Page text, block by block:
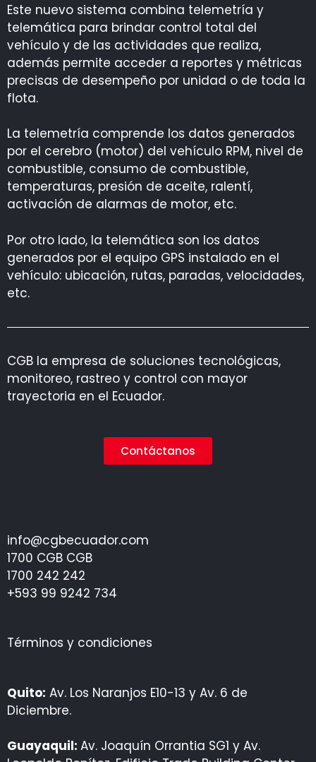
Este nuevo sistema combina telemetría y
telemática para brindar control total del
vehículo y de las actividades que realiza,
además permite acceder a reportes y métricas
precisas de desempeño por unidad o de toda la
flota.
La telemetría comprende los datos generados
por el cerebro (motor) del vehículo RPM, nivel de
combustible, consumo de combustible,
temperaturas, presión de aceite, ralentí,
activación de alarmas de motor, etc.
Por otro lado, la telemática son los datos
generados por el equipo GPS instalado en el
vehículo: ubicación, rutas, paradas, velocidades,
etc.
CGB la empresa de soluciones tecnológicas,
monitoreo, rastreo y control con mayor
trayectoria en el Ecuador.
Contáctanos
info@cgbecuador.com
1700 CGB CGB
1700 242 242
+593 99 9242 734
Términos y condiciones
Quito: Av. Los Naranjos E10-13 y Av. 6 de
Diciembre.
Guayaquil: Av. Joaquín Orrantia SG1 y Av.